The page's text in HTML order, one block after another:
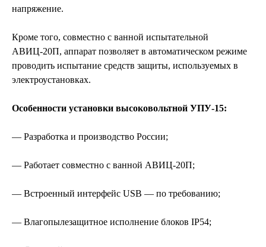
напряжение.
Кроме того, совместно с ванной испытательной
АВИЦ-20П, аппарат позволяет в автоматическом режиме
проводить испытание средств защиты, используемых в
электроустановках.
Особенности установки высоковольтной УПУ-15:
— Разработка и производство России;
— Работает совместно с ванной АВИЦ-20П;
— Встроенный интерфейс USB — по требованию;
— Влагопылезащитное исполнение блоков IP54;